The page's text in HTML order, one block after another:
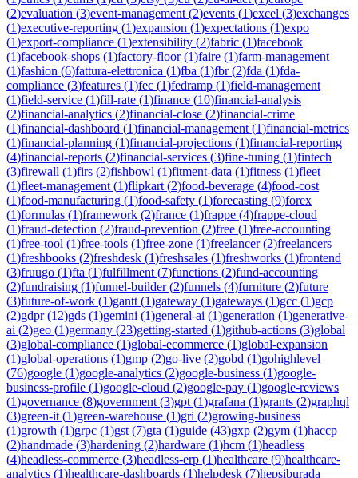
(2)evaluation (3)event-management (2)events (1)excel (3)exchanges
(1)executive-reporting (1)expansion (1)expectations (1)expo
(1)export-compliance (1)extensibility (2)fabric (1)facebook
(1)facebook-shops (1)factory-floor(1)faire (1)farm-management
(1)fashion (6)fattura-elettronica (1)fba (1)fbr(2)fda (1)fda-
compliance (3)features (1)fec (1)fedramp (1)field-management
(1)field-service (1)fill-rate (1)finance (10)financial-analysis
(2)financial-analytics (2)financial-close (2)financial-crime
(1)financial-dashboard (1)financial-management (1)financial-metrics
(1)financial-planning (1)financial-projections (1)financial-reporting
(4)financial-reports (2)financial-services (3)fine-tuning (1)fintech
(3)firewall (1)firs (2)fishbowl (1)fitment-data (1)fitness (1)fleet
(1)fleet-management (1)flipkart (2)food-beverage (4)food-cost
(1)food-manufacturing (1)food-safety (1)forecasting (9)forex
(1)formulas (1)framework (2)france (1)frappe (4)frappe-cloud
(1)fraud-detection (2)fraud-prevention (2)free (1)free-accounting
(1)free-tool (1)free-tools (1)free-zone (1)freelancer(2)freelancers
(1)freshbooks (2)freshdesk (1)freshsales (1)freshworks (1)frontend
(3)fruugo (1)fta (1)fulfillment (7)functions (2)fund-accounting
(2)fundraising (1)funnel-builder(2)funnels (4)furniture (2)future
(3)future-of-work (1)gantt (1)gateway (1)gateways (1)gcc (1)gcp
(2)gdpr(12)gds (1)gemini (1)general-ai (1)generation (1)generative-
ai (2)geo (1)germany (23)getting-started (1)github-actions (3)global
(3)global-compliance (1)global-ecommerce (1)global-expansion
(1)global-operations (1)gmp (2)go-live (2)gobd (1)gohighlevel
(76)google (1)google-analytics (2)google-business (1)google-
business-profile (1)google-cloud (2)google-pay (1)google-reviews
(1)governance (8)government (3)gpt (1)grafana (1)grants (2)graphql
(3)green-it (1)green-warehouse (1)gri (2)growing-business
(1)growth (1)grpc (1)gst (7)gta (1)guide (43)gxp (2)gym (1)haccp
(2)handmade (3)hardening (2)hardware (1)hcm (1)headless
(4)headless-commerce (3)headless-erp (1)healthcare (9)healthcare-
analytics (1)healthcare-dashboards (1)helpdesk (7)hepsiburada